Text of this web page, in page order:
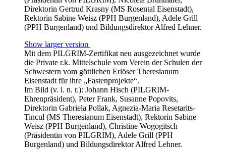
Direktorin Gertrud Krasny (MS Rosental Eisenstadt),
Rektorin Sabine Weisz (PPH Burgenland), Adele Grill
(PPH Burgenland) und Bildungsdirektor Alfred Lehner.
Show larger version
Mit dem PILGRIM-Zertifikat neu ausgezeichnet wurde
die Private r.k. Mittelschule vom Verein der Schulen der
Schwestern vom göttlichen Erlöser Theresianum
Eisenstadt für ihre „Fastenprojekte“.
Im Bild (v. l. n. r.): Johann Hisch (PILGRIM-
Ehrenpräsident), Peter Frank, Susanne Popovits,
Direktorin Gabriela Pollak, Agnezia-Maria Resetarits-
Tincul (MS Theresianum Eisenstadt), Rektorin Sabine
Weisz (PPH Burgenland), Christine Wogogitsch
(Präsidentin von PILGRIM), Adele Grill (PPH
Burgenland) und Bildungsdirektor Alfred Lehner.